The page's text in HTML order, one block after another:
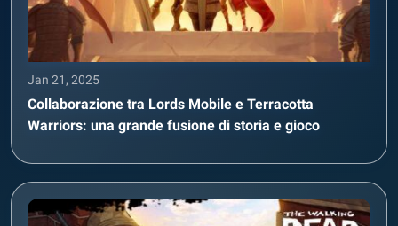
Jan 21, 2025
Collaborazione tra Lords Mobile e Terracotta
Warriors: una grande fusione di storia e gioco